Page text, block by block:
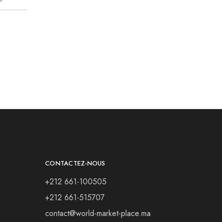
CONTACTEZ-NOUS
+212 661-100505
+212 661-515707
contact@world-market-place.ma